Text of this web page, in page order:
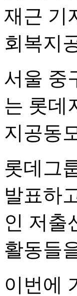
재근 기
회복지
서울 중
는 롯데
지공동
롯데그
발표하
인 저출
활동들
이번에